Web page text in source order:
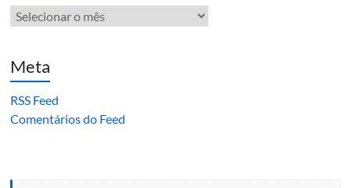
Arquivo
Meta
RSS Feed
Comentários do Feed